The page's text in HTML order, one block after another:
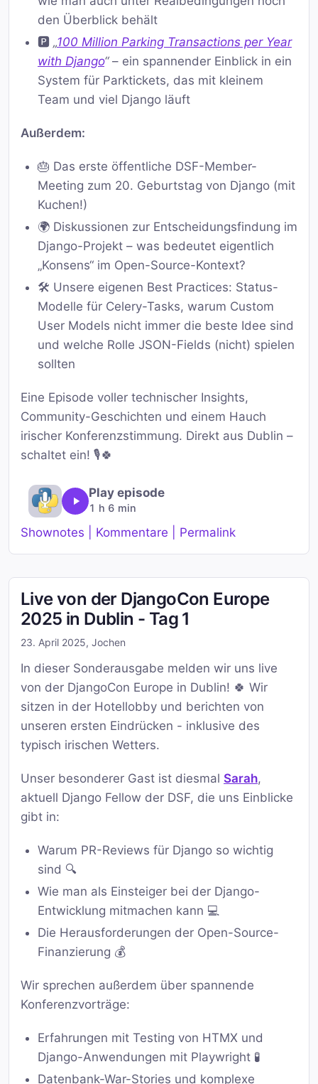
den Überblick behält
🅿️ „100 Million Parking Transactions per Year
with Django“– ein spannender Einblick in ein
System für Parktickets, das mit kleinem
Team und viel Django läuft
Außerdem:
🎂 Das erste öffentliche DSF-Member-
Meeting zum 20. Geburtstag von Django (mit
Kuchen!)
🌍 Diskussionen zur Entscheidungsfindung im
Django-Projekt – was bedeutet eigentlich
„Konsens“ im Open-Source-Kontext?
🛠️ Unsere eigenen Best Practices: Status-
Modelle für Celery-Tasks, warum Custom
User Models nicht immer die beste Idee sind
und welche Rolle JSON-Fields (nicht) spielen
sollten
Eine Episode voller technischer Insights,
Community-Geschichten und einem Hauch
irischer Konferenzstimmung. Direkt aus Dublin –
schaltet ein! 🎙️🍀
Play episode
1 h 6 min
Shownotes | Kommentare | Permalink
Live von der DjangoCon Europe
2025 in Dublin - Tag 1
23. April 2025, Jochen
In dieser Sonderausgabe melden wir uns live
von der DjangoCon Europe in Dublin! 🍀 Wir
sitzen in der Hotellobby und berichten von
unseren ersten Eindrücken - inklusive des
typisch irischen Wetters.
Unser besonderer Gast ist diesmal Sarah,
aktuell Django Fellow der DSF, die uns Einblicke
gibt in:
Warum PR-Reviews für Django so wichtig
sind 🔍
Wie man als Einsteiger bei der Django-
Entwicklung mitmachen kann 💻
Die Herausforderungen der Open-Source-
Finanzierung 💰
Wir sprechen außerdem über spannende
Konferenzvorträge:
Erfahrungen mit Testing von HTMX und
Django-Anwendungen mit Playwright 🧪
Datenbank-War-Stories und komplexe